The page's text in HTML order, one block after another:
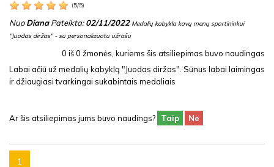
(5/5)
NuoDianaPateikta:02/11/2022 Medalių kabykla kovų menų sportininkui
"Juodas diržas" - su personalizuotu užrašu
0 iš0 žmonės, kuriems šis atsiliepimas buvo naudingas
Labai ačiū už medalių kabyklą "Juodas diržas". Sūnus labai laimingas
ir džiaugiasi tvarkingai sukabintais medaliais
Ar šis atsiliepimas jums buvo naudings? Taip Ne
1